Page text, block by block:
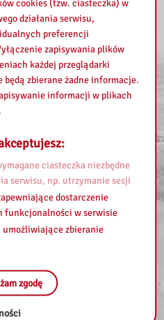
cookies (tzw. ciasteczka) w
działania serwisu,
preferencji
zapisywania plików
każdej przeglądarki
zbierane żadne informacje.
informacji w plikach
ciasteczka niezbędne
serwisu, np. utrzymanie sesji
dostarczenie
w serwisie
zbieranie
zgodę